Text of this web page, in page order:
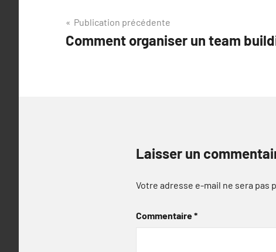
Navigation
de
Publication précédente
Comment organiser un team
Laisser un
Votre adresse e-mail ne sera pas
Commentaire*